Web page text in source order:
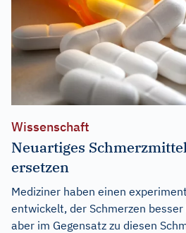
Wissenschaft
Neuartiges
ersetzen
Mediziner haben einen
entwickelt, der Schmerzen
aber im Gegensatz zu diesen